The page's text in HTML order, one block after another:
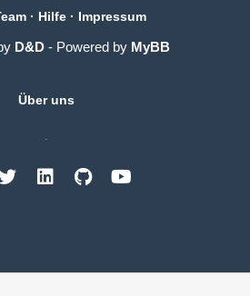
· Hilfe · Impressum
D&D - Powered by MyBB
Über uns
.